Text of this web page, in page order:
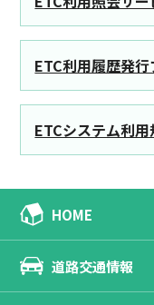
ETC利用履歴発
ETCシステム利用
HOME
道路交通情報